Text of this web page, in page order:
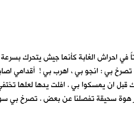
احراش الغابة كأنما جيش يتحرك
تصرخ بي : انجو بي ، اهرب بي ! أقدامي
ان يمسكوا بي . افلت يدها لعلها تختفي
هوة سحيقة تفصلنا عن بعض . تصرخ